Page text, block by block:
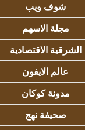
شوف ويب
مجلة الاسهم
الشرقية الاقتصادية
عالم الايفون
مدونة كوكان
صحيفة نهج